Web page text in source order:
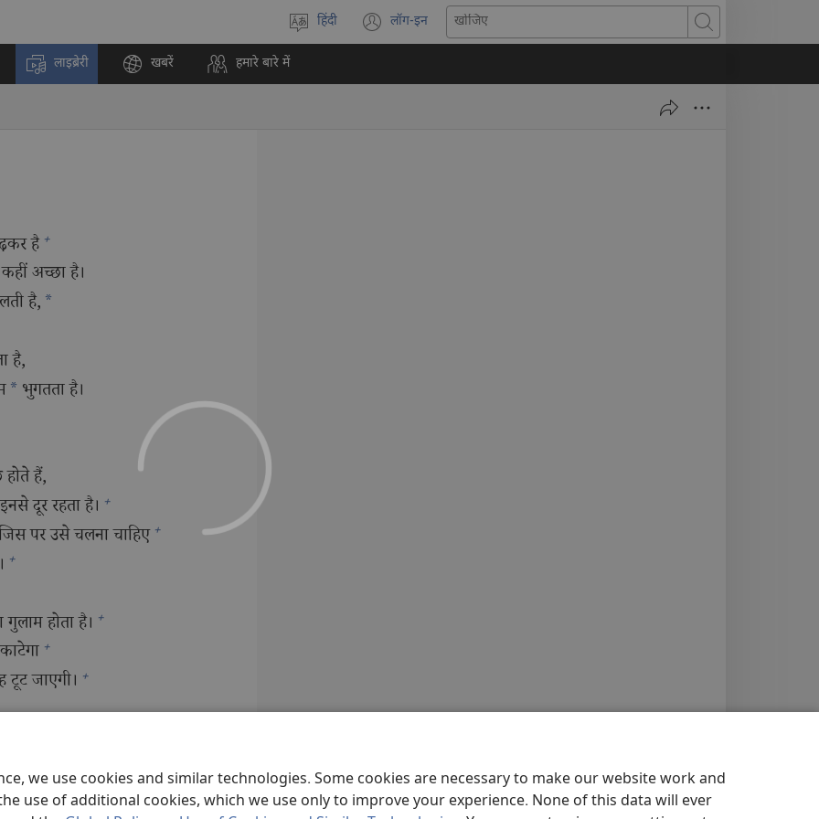
we use cookies and similar technologies. Some cookies are necessary to make our website work and
use of additional cookies, which we use only to improve your experience. None of this data will ever
भाषा
चुनें
हिंदी लॉग-इन
(opens
new
खोजिए
लाइब्रेरी खबरें हमारे बारे में
है +
अच्छा है।
है, *
है,
* भुगतता है।
हैं,
दूर रहता है। +
पर उसे चलना चाहिए +
+
होता है। +
+
जाएगी। +
है।
जाएगा,